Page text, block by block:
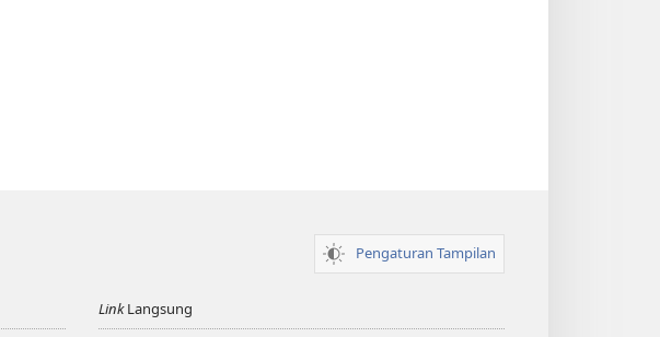
Pengaturan Tampilan
LinkLangsung